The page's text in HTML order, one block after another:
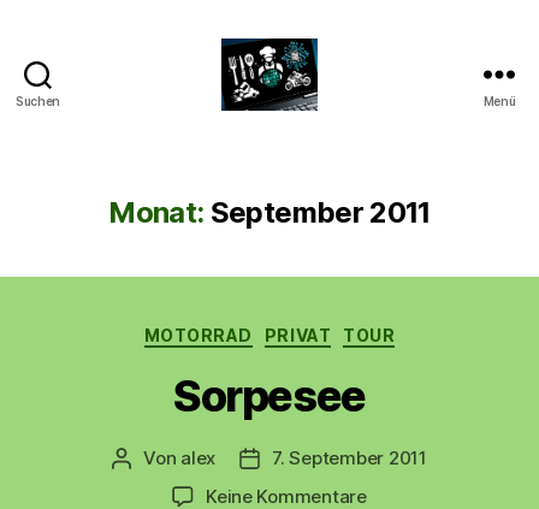
Suchen Menü
Monat: September 2011
Kategorien
MOTORRAD PRIVAT TOUR
Sorpesee
Beitragsautor
Von alex Beitragsdatum
7. September 2011
Keine Kommentarezu